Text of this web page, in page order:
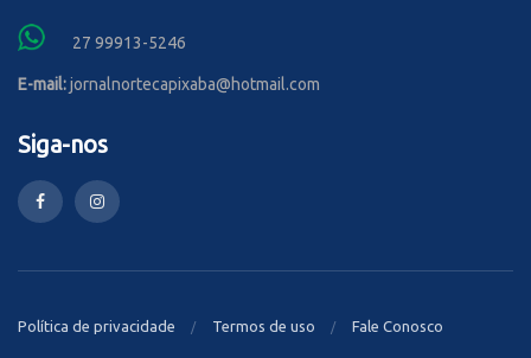
27 99913-5246
E-mail:jornalnortecapixaba@hotmail.com
Siga-nos
Política de privacidade Termos de uso Fale Conosco